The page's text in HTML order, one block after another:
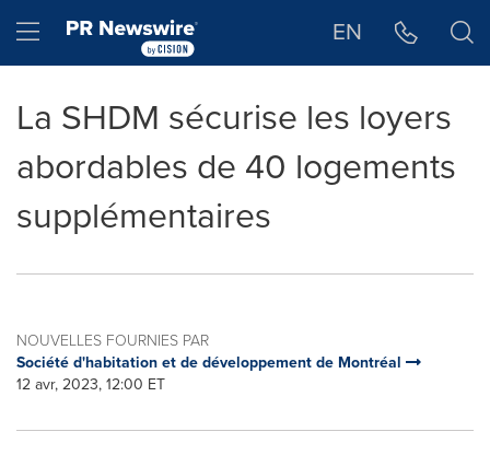
Hamburger menu EN
La SHDM sécurise les loyers
abordables de 40 logements
supplémentaires
NOUVELLES FOURNIES PAR
Société d'habitation et de développement de Montréal
12 avr, 2023, 12:00 ET